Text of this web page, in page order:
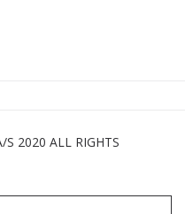
S 2020 ALL RIGHTS